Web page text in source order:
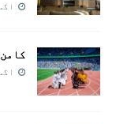
اگست
کامن
اگست